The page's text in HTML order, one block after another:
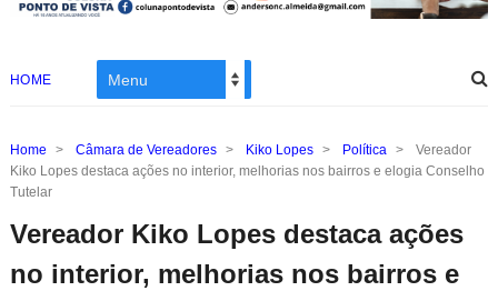
HOME
Home > Câmara de Vereadores > Kiko Lopes > Política >
Vereador
Kiko Lopes destaca ações no interior, melhorias nos bairros e elogia Conselho
Tutelar
Vereador Kiko Lopes destaca ações
no interior, melhorias nos bairros e